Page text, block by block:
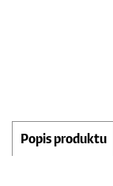
Popis produktu